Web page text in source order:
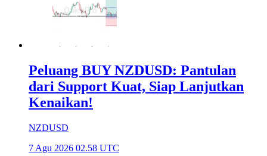
Peluang BUY NZDUSD: Pantulan
dari Support Kuat, Siap Lanjutkan
Kenaikan!
NZDUSD
7 Agu 2026 02.58 UTC